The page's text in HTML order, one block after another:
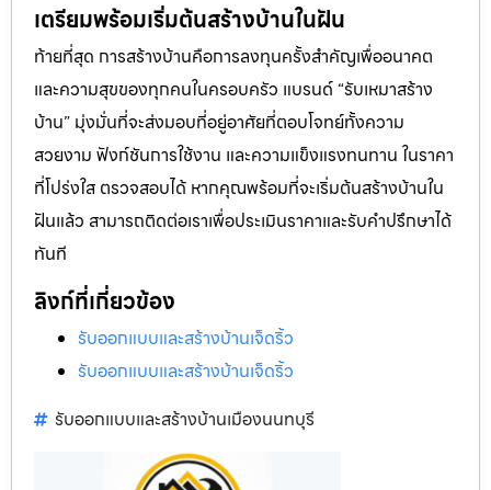
เตรียมพร้อมเริ่มต้นสร้างบ้านในฝัน
ท้ายที่สุด การสร้างบ้านคือการลงทุนครั้งสำคัญเพื่ออนาคต
และความสุขของทุกคนในครอบครัว แบรนด์ “รับเหมาสร้าง
บ้าน” มุ่งมั่นที่จะส่งมอบที่อยู่อาศัยที่ตอบโจทย์ทั้งความ
สวยงาม ฟังก์ชันการใช้งาน และความแข็งแรงทนทาน ในราคา
ที่โปร่งใส ตรวจสอบได้ หากคุณพร้อมที่จะเริ่มต้นสร้างบ้านใน
ฝันแล้ว สามารถติดต่อเราเพื่อประเมินราคาและรับคำปรึกษาได้
ทันที
ลิงก์ที่เกี่ยวข้อง
รับออกแบบและสร้างบ้านเจ็ดริ้ว
รับออกแบบและสร้างบ้านเจ็ดริ้ว
รับออกแบบและสร้างบ้านเมืองนนทบุรี